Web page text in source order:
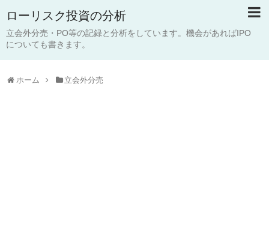
ローリスク投資の分析
立会外分売・PO等の記録と分析をしています。機会があればIPO
についても書きます。
ホーム 立会外分売